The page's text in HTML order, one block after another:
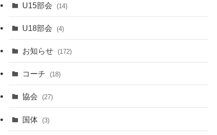
U15部会 (14)
U18部会 (4)
お知らせ (172)
コーチ (18)
協会 (27)
国体 (3)